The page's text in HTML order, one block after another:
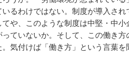
るわけではない。制度が導入さ
や、このような制度は中堅・中
ていないか。そして、この働き
気付けば「働き方」という言葉